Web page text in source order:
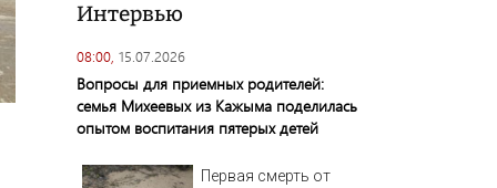
Интервью
08:00, 15.07.2026
Вопросы для приемных родителей:
семья Михеевых из Кажыма поделилась
опытом воспитания пятерых детей
Первая смерть от